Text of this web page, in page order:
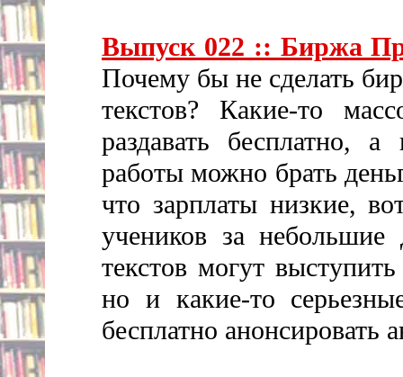
Выпуск 022 :: Биржа
Почему бы не сделать
текстов? Какие-то
раздавать бесплатно,
работы можно брать
что зарплаты низкие,
учеников за небольшие
текстов могут
но и какие-то
бесплатно анонсировать